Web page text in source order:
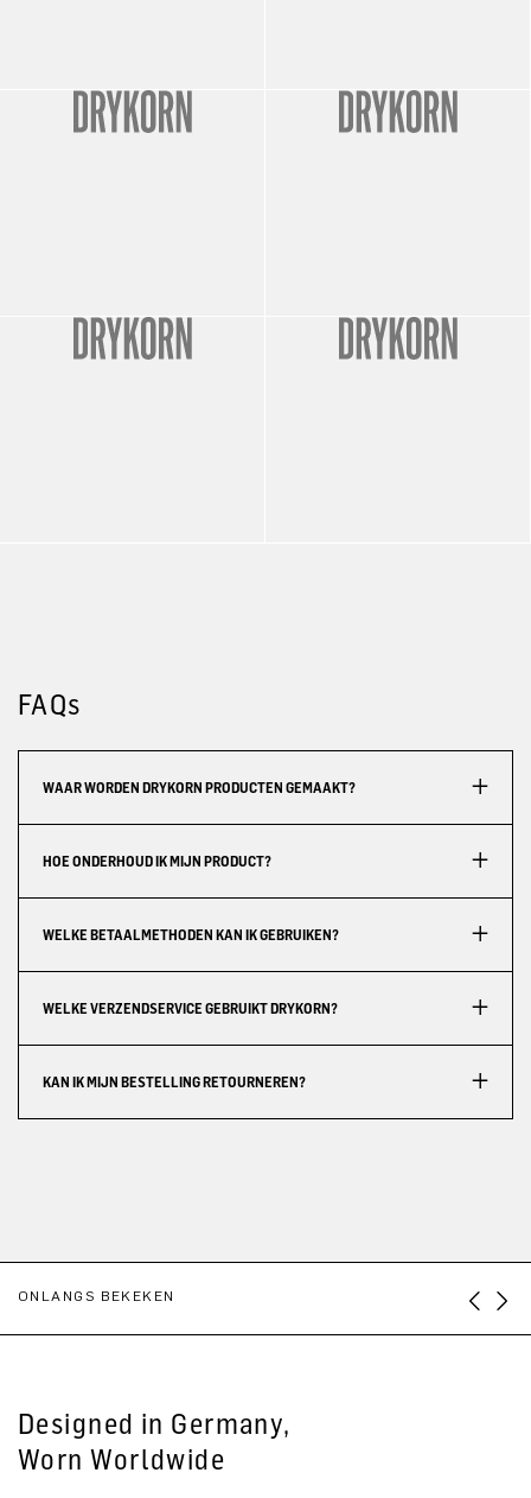
FAQs
WAAR WORDEN DRYKORN PRODUCTEN GEMAAKT?
HOE ONDERHOUD IK MIJN PRODUCT?
WELKE BETAALMETHODEN KAN IK GEBRUIKEN?
WELKE VERZENDSERVICE GEBRUIKT DRYKORN?
KAN IK MIJN BESTELLING RETOURNEREN?
ONLANGS BEKEKEN
Designed in Germany,
Worn Worldwide